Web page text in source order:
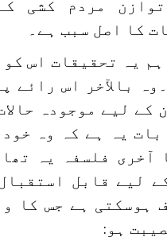
مردم کشی
کا اصل سبب ہے۔
یہ تحقیقات اس
بالآخر اس رائے
کے لیے موجودہ
بات یہ ہے کہ وہ خود
آخری فلسفہ یہ
لیے قابل
ہوسکتی ہے جس کا
ہو :